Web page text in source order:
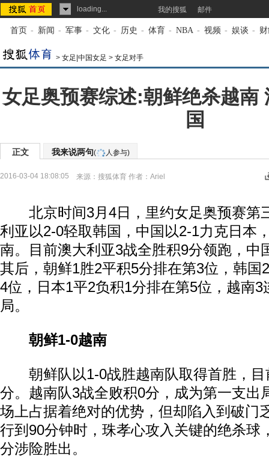
loading... 我的搜狐 邮件
首页 - 新闻 - 军事 - 文化 - 历史 - 体育 - NBA - 视频 - 娱谈 -
> 女足|中国女足 > 女足对手
女足奥预赛综述:朝鲜绝杀越南
国
正文 我来说两句( 人参与)
2016-03-04 18:08:05 来源： 搜狐体育 作者：Ariel
北京时间3月4日，里约女足奥预赛第
利亚以2-0轻取韩国，中国以2-1力克日本
南。目前澳大利亚3战全胜积9分领跑，中
其后，朝鲜1胜2平积5分排在第3位，韩国
4位，日本1平2负积1分排在第5位，越南3
局。
朝鲜1-0越南
朝鲜队以1-0战胜越南队取得首胜，目
分。越南队3战全败积0分，成为第一支出
场上占据着绝对的优势，但却陷入到破门
行到90分钟时，珠孝心攻入关键的绝杀球
分涉险胜出。